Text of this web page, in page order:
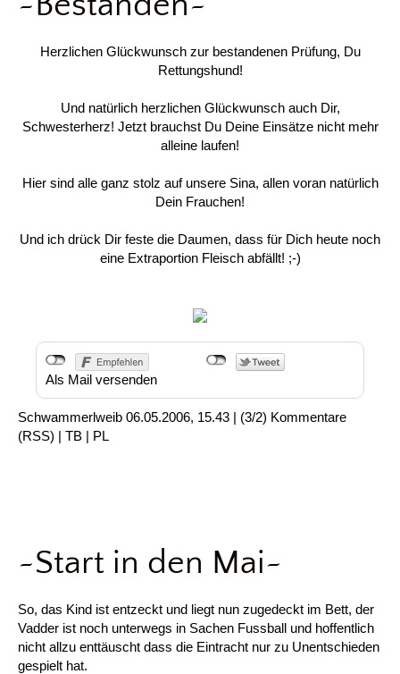
Herzlichen Glückwunsch zur bestandenen Prüfung, Du
Rettungshund!
Und natürlich herzlichen Glückwunsch auch Dir,
Schwesterherz! Jetzt brauchst Du Deine Einsätze nicht mehr
alleine laufen!
Hier sind alle ganz stolz auf unsere Sina, allen voran natürlich
Dein Frauchen!
Und ich drück Dir feste die Daumen, dass für Dich heute noch
eine Extraportion Fleisch abfällt! ;-)
Als Mail versenden
Schwammerlweib 06.05.2006, 15.43 | (3/2) Kommentare
(RSS) | TB | PL
~Start in den Mai~
So, das Kind ist entzeckt und liegt nun zugedeckt im Bett, der
Vadder ist noch unterwegs in Sachen Fussball und hoffentlich
nicht allzu enttäuscht dass die Eintracht nur zu Unentschieden
gespielt hat.